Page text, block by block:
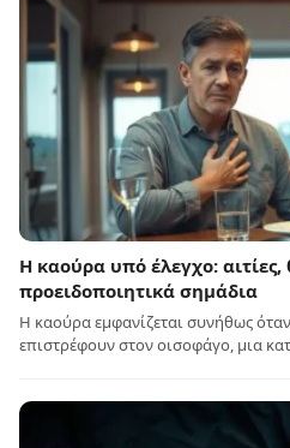
Η καούρα υπό έλεγχο: αιτίες,
προειδοποιητικά σημάδια
Η καούρα εμφανίζεται συνήθως
επιστρέφουν στον οισοφάγο, μια